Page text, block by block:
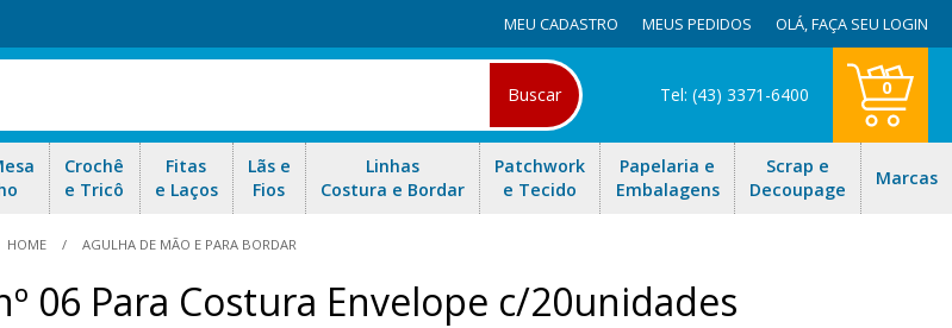
MEU CADASTRO MEUS PEDIDOS OLÁ,FAÇA SEU LOGIN
Buscar Tel: (43) 3371-6400 0
Crochê
e Tricô
Fitas
e Laços
Lãs e
Fios
Linhas
Costura e Bordar
Patchwork
e Tecido
Papelaria e
Embalagens
Scrap e
Decoupage
Marcas
HOME AGULHA DE MÃO E PARA BORDAR
06 Para Costura Envelope c/20unidades